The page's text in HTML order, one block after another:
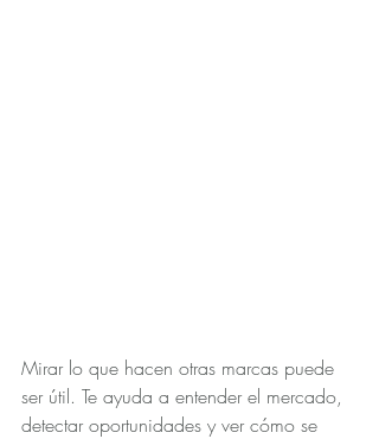
Mirar lo que hacen otras marcas puede
ser útil. Te ayuda a entender el mercado,
detectar oportunidades y ver cómo se